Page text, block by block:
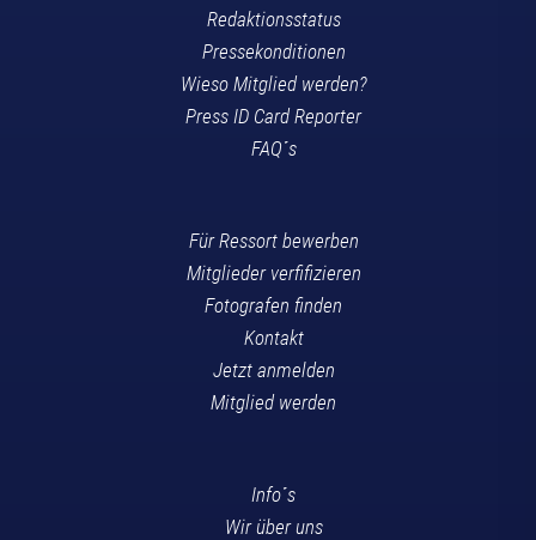
Redaktionsstatus
Pressekonditionen
Wieso Mitglied werden?
Press ID Card Reporter
FAQ´s
Für Ressort bewerben
Mitglieder verfifizieren
Fotografen finden
Kontakt
Jetzt anmelden
Mitglied werden
Info´s
Wir über uns